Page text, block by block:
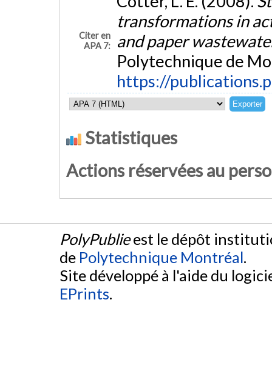
Citer en
APA 7:
transformations in
and paper
Polytechnique de
https://
Statistiques
Actions réservées au
PolyPublieest le dépôt
de Polytechnique Montréal.
Site développé à l'aide du
EPrints.